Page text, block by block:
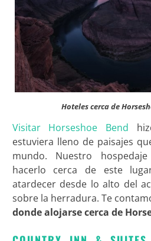
Hoteles cerca de
Visitar Horseshoe Bend
estuviera lleno de paisajes
mundo. Nuestro
hacerlo cerca de este
atardecer desde lo alto del
sobre la herradura. Te
donde alojarse cerca de